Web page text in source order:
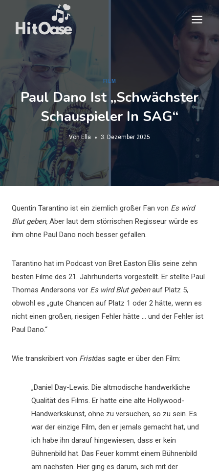
springen
FILM
Paul Dano Ist „schwächster
Schauspieler In SAG“
Von Ella 3. Dezember 2025
Quentin Tarantino ist ein ziemlich großer Fan von Es wird
Blut geben, Aber laut dem störrischen Regisseur würde es
ihm ohne Paul Dano noch besser gefallen.
Tarantino hat im Podcast von Bret Easton Ellis seine zehn
besten Filme des 21. Jahrhunderts vorgestellt. Er stellte Paul
Thomas Andersons vor Es wird Blut gebenauf Platz 5,
obwohl es „gute Chancen auf Platz 1 oder 2 hätte, wenn es
nicht einen großen, riesigen Fehler hätte … und der Fehler ist
Paul Dano.“
Wie transkribiert von Fristdas sagte er über den Film:
„Daniel Day-Lewis. Die altmodische handwerkliche
Qualität des Films. Er hatte eine alte Hollywood-
Handwerkskunst, ohne zu versuchen, so zu sein. Es
war der einzige Film, den er jemals gemacht hat, und
ich habe ihn darauf hingewiesen, dass er kein
Bühnenbild hat. Das Feuer kommt einem Bühnenbild
am nächsten. Hier ging es darum, sich mit der